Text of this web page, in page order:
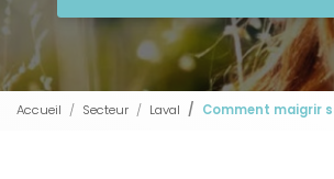
Accueil Secteur Laval Comment maigrir